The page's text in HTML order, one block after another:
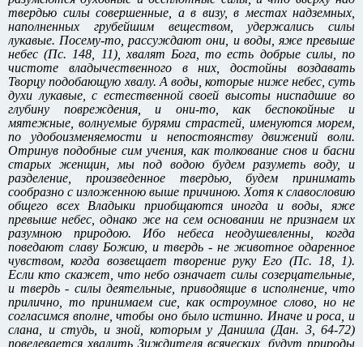
твердью силы совершенные, а в визу, в местах надземных,
наполненных грубейшим веществом, удержались силы
лукавые. Посему-то, рассуждают они, и воды, яже превыше
небес (Пс. 148, 11), хвалят Бога, то есть добрые силы, по
чистоте владычественного в них, достойны воздавать
Творцу подобающую хвалу. А воды, которые ниже небес, суть
духи лукавые, с естественной своей высоты ниспадшие во
глубину повреждения, и они-то, как беспокойные и
мятежные, волнуемые бурями страстей, именуются морем,
по удобоизменяемости и непостоянству движений воли.
Отринув подобные сим учения, как толкование снов и басни
старых женщин, мы под водою будем разуметь воду, и
разделение, произведенное твердью, будем принимать
сообразно с изложенною выше причиною. Хотя к славословию
общего всех Владыки приобщаются иногда и воды, яже
превыше небес, однако же на сем основании не признаем их
разумною природою. Ибо небеса неодушевленны, когда
поведают славу Божию, и твердь - не животное одаренное
чувством, когда возвещает творение руку Его (Пс. 18, 1).
Если кто скажет, что небо означает силы созерцательные,
и твердь - силы деятельные, приводящие в исполнение, что
прилично, то принимаем cиe, как остроумное слово, но не
согласимся вполне, чтобы оно было истинно. Иначе и роса, и
слана, и студь, и зной, которым у Даниила (Дан. 3, 64-72)
повелевается хвалить Зиждителя всяческих, будут природы